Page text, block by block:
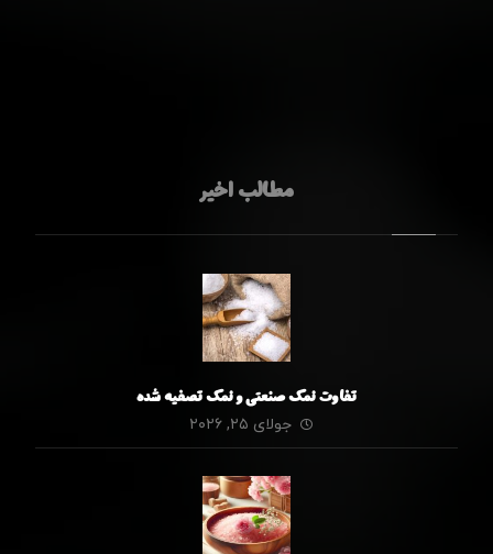
مطالب اخیر
تفاوت نمک صنعتی و نمک تصفیه شده
جولای ۲۵, ۲۰۲۶